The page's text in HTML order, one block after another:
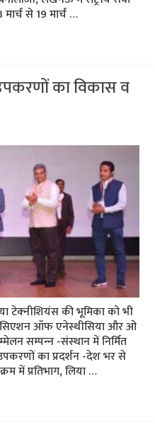
से 19 मार्च …
का विकास व
टेक्‍नीशियंस की भूमिका को भी
ऑफ एनेस्थीसिया और ओ
सम्‍पन्‍न -संस्‍थान में निर्मित
का प्रदर्शन -देश भर से
में प्रतिभाग, लिया …